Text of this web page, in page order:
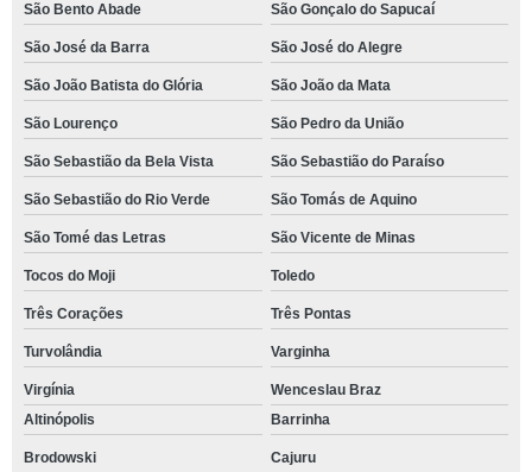
São Bento Abade São Gonçalo do Sapucaí
São José da Barra São José do Alegre
São João Batista do Glória São João da Mata
São Lourenço São Pedro da União
São Sebastião da Bela Vista São Sebastião do Paraíso
São Sebastião do Rio Verde São Tomás de Aquino
São Tomé das Letras São Vicente de Minas
Tocos do Moji Toledo
Três Corações Três Pontas
Turvolândia Varginha
Virgínia
Wenceslau Braz
Altinópolis
Barrinha
Brodowski Cajuru